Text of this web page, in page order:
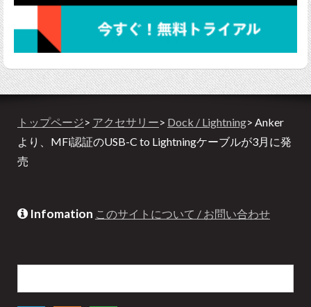
トップページ> アクセサリー> Dock / Lightning> Anker
より、MFi認証のUSB-C to Lightningケーブルが3月に発
売
Infomation このサイトについて / お問い合わせ